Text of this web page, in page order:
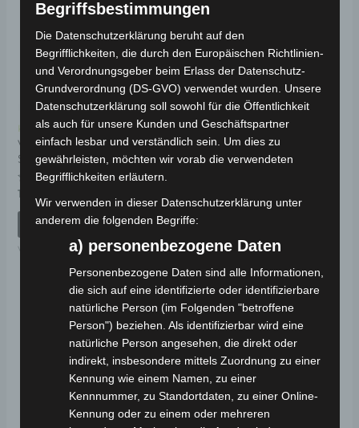
Kostenloser Versand
VSX MITTLERER
STÄNDERFEDER
Bewertet
mit
0
19,00
IN DEN WARENKORB
VSX
Kostenloser Versand
VSX SECHSKANT-
FLANSCH-SCHRAUBE
Bewertet
mit
0
5
19,00€ *
IN DEN WARENKORB
Begriffsbestimmungen
Die Datenschutzerklärung beruht auf den
Begrifflichkeiten, die durch den Europäischen Richtlinien-
und Verordnungsgeber beim Erlass der Datenschutz-
Grundverordnung (DS-GVO) verwendet wurden. Unsere
Datenschutzerklärung soll sowohl für die Öffentlichkeit
als auch für unsere Kunden und Geschäftspartner
einfach lesbar und verständlich sein. Um dies zu
gewährleisten, möchten wir vorab die verwendeten
Begrifflichkeiten erläutern.
Wir verwenden in dieser Datenschutzerklärung unter
anderem die folgenden Begriffe:
a) personenbezogene Daten
Personenbezogene Daten sind alle Informationen,
die sich auf eine identifizierte oder identifizierbare
natürliche Person (im Folgenden "betroffene
Person") beziehen. Als identifizierbar wird eine
natürliche Person angesehen, die direkt oder
indirekt, insbesondere mittels Zuordnung zu einer
Kennung wie einem Namen, zu einer
Kennnummer, zu Standortdaten, zu einer Online-
Kennung oder zu einem oder mehreren